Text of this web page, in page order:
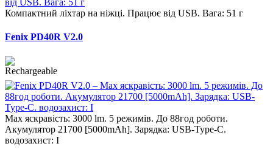
Компактний ліхтар на ніжці. Працює від USB. Вага: 51 г
Fenix PD40R V2.0
Max яскравість: 3000 lm. 5 режимів. До 88год роботи.
Акумулятор 21700 [5000mAh]. Зарядка: USB-Type-C.
водозахист: I